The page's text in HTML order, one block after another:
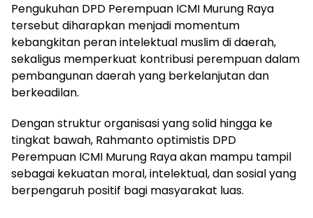
Pengukuhan DPD Perempuan ICMI Murung Raya
tersebut diharapkan menjadi momentum
kebangkitan peran intelektual muslim di daerah,
sekaligus memperkuat kontribusi perempuan dalam
pembangunan daerah yang berkelanjutan dan
berkeadilan.
Dengan struktur organisasi yang solid hingga ke
tingkat bawah, Rahmanto optimistis DPD
Perempuan ICMI Murung Raya akan mampu tampil
sebagai kekuatan moral, intelektual, dan sosial yang
berpengaruh positif bagi masyarakat luas.